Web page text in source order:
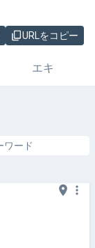
URLをコピー
エキ